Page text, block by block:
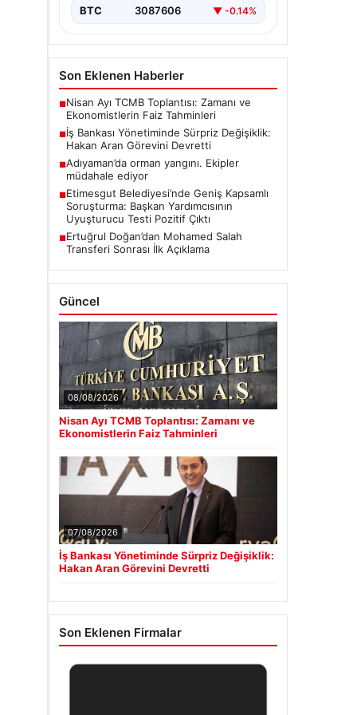
BTC 3087606 ▼ -0.14%
Son Eklenen Haberler
■Nisan Ayı TCMB Toplantısı: Zamanı ve
Ekonomistlerin Faiz Tahminleri
■İş Bankası Yönetiminde Sürpriz Değişiklik:
Hakan Aran Görevini Devretti
■Adıyaman’da orman yangını. Ekipler
müdahale ediyor
■Etimesgut Belediyesi’nde Geniş Kapsamlı
Soruşturma: Başkan Yardımcısının
Uyuşturucu Testi Pozitif Çıktı
■Ertuğrul Doğan’dan Mohamed Salah
Transferi Sonrası İlk Açıklama
Güncel
08/08/2026
Nisan Ayı TCMB Toplantısı: Zamanı ve
Ekonomistlerin Faiz Tahminleri
07/08/2026
İş Bankası Yönetiminde Sürpriz Değişiklik:
Hakan Aran Görevini Devretti
Son Eklenen Firmalar